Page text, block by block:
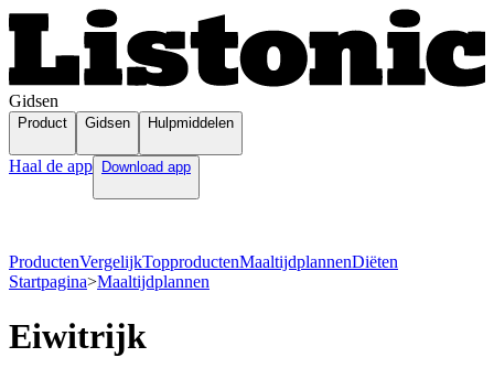
Gidsen
Product Gidsen Hulpmiddelen
Haal de app Download app
ProductenVergelijkTopproductenMaaltijdplannenDiëten
Startpagina>Maaltijdplannen
Eiwitrijk